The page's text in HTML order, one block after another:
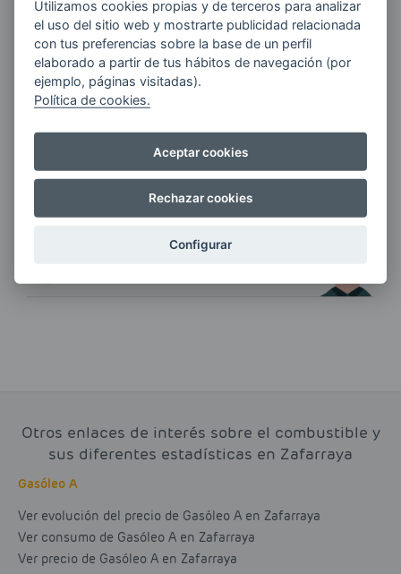
Quiero recibir las últimas novedades de AVIA
ENERGIAS por cualquier medio, incluido
electrónico.Más información
Si tienes alguna duda durante el
Otros enlaces de interés sobre el combustible y
sus diferentes estadísticas en Zafarraya
Gasóleo A
Ver evolución del precio de Gasóleo A en Zafarraya
Ver consumo de Gasóleo A en Zafarraya
Ver precio de Gasóleo A en Zafarraya
Utilizamos cookies propias y de terceros para analizar
el uso del sitio web y mostrarte publicidad relacionada
con tus preferencias sobre la base de un perfil
elaborado a partir de tus hábitos de navegación (por
ejemplo, páginas visitadas).
Política de cookies.
Aceptar cookies
Rechazar cookies
Configurar